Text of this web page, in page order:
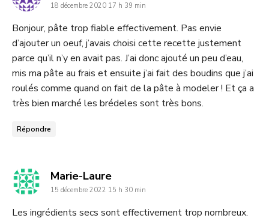
:
18 décembre 2020 17 h 39 min
Bonjour, pâte trop fiable effectivement. Pas envie
d’ajouter un oeuf, j’avais choisi cette recette justement
parce qu’il n’y en avait pas. J’ai donc ajouté un peu d’eau,
mis ma pâte au frais et ensuite j’ai fait des boudins que j’ai
roulés comme quand on fait de la pâte à modeler ! Et ça a
très bien marché les brédeles sont très bons.
Répondre
Marie-Lauredit
:
15 décembre 2022 15 h 30 min
Les ingrédients secs sont effectivement trop nombreux.